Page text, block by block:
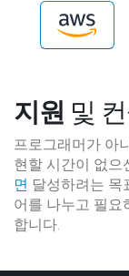
지원 및
프로그래머가 아
현할 시간이 없으
면 달성하려는 목
어를 나누고 필요
합니다.